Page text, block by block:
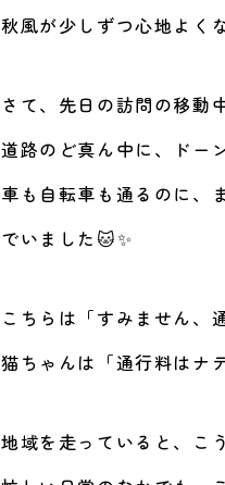
秋風が少しずつ心地よく
さて、先日の訪問の移動
道路のど真ん中に、ドー
車も自転車も通るのに、
でいました🐱✨
こちらは「すみません、
猫ちゃんは「通行料はナ
地域を走っていると、こ